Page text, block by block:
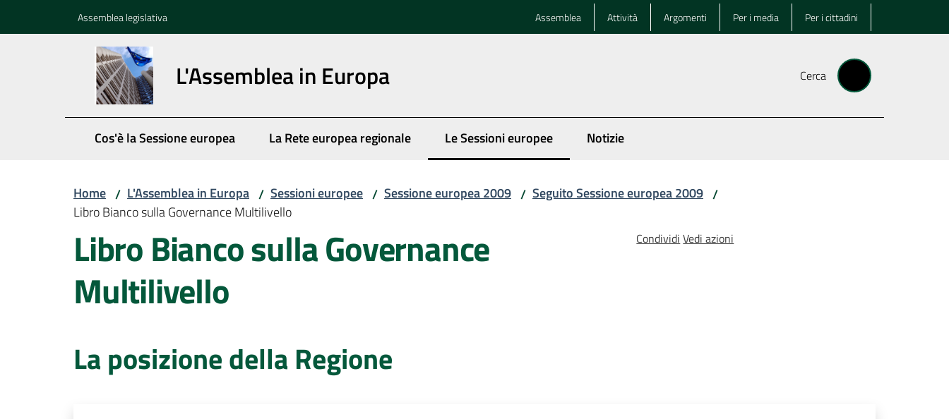
Assemblea legislativa Assemblea Attività Argomenti Per i media Per i cittadini
L'Assemblea in Europa Cerca
Cos'è la Sessione europea La Rete europea regionale Le Sessioni europee
Menu selezionato Notizie
Home / L'Assemblea in Europa / Sessioni europee / Sessione europea 2009 / Seguito Sessione europea 2009 /
Libro Bianco sulla Governance Multilivello
Libro Bianco sulla Governance
Multilivello
Condividi Vedi azioni
La posizione della Regione